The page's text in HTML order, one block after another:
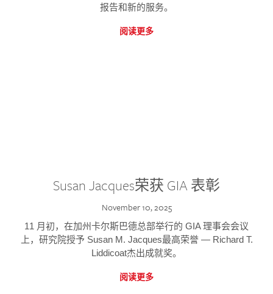
报告和新的服务。
阅读更多
Susan Jacques荣获 GIA 表彰
November 10, 2025
11 月初，在加州卡尔斯巴德总部举行的 GIA 理事会会议
上，研究院授予 Susan M. Jacques最高荣誉 — Richard T.
Liddicoat杰出成就奖。
阅读更多